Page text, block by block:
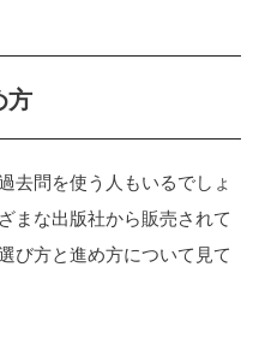
方
去問を使う人もいるでしょ
まな出版社から販売されて
び方と進め方について見て